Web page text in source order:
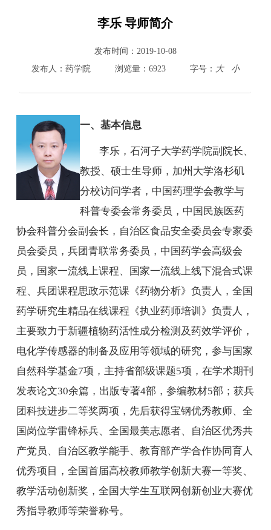
800cc全讯白菜首页
人才培养
科学研究
本科教学
平台建设
学生园地
交流合作
李乐 导师简介
发布时间： 2019-10-08
发布人：药学院 浏览量： 6923 字号： 大 小
一、基本信息
李乐，石河子大学药学院副院长、
教授、硕士生导师，加州大学洛杉矶
分校访问学者，中国药理学会教学与
科普专委会常务委员，中国民族医药
协会科普分会副会长，自治区食品安全委员会专家委
员会委员，兵团青联常务委员，中国药学会高级会
员，国家一流线上课程、国家一流线上线下混合式课
程、兵团课程思政示范课《药物分析》负责人，全国
药学研究生精品在线课程《执业药师培训》负责人，
主要致力于新疆植物药活性成分检测及药效学评价，
电化学传感器的制备及应用等领域的研究，参与国家
自然科学基金7项，主持省部级课题5项，在学术期刊
发表论文30余篇，出版专著4部，参编教材5部；获兵
团科技进步二等奖两项，先后获得宝钢优秀教师、全
国岗位学雷锋标兵、全国最美志愿者、自治区优秀共
产党员、自治区教学能手、教育部产学合作协同育人
优秀项目，全国首届高校教师教学创新大赛一等奖、
教学活动创新奖，全国大学生互联网创新创业大赛优
秀指导教师等荣誉称号。